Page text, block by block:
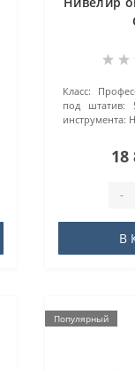
Класс:
под штатив:
инструмента:
18
-
В
Популярный